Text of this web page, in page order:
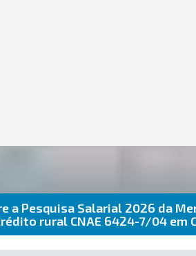
a Pesquisa Salarial 2026 da
rural CNAE 6424-7/04 em